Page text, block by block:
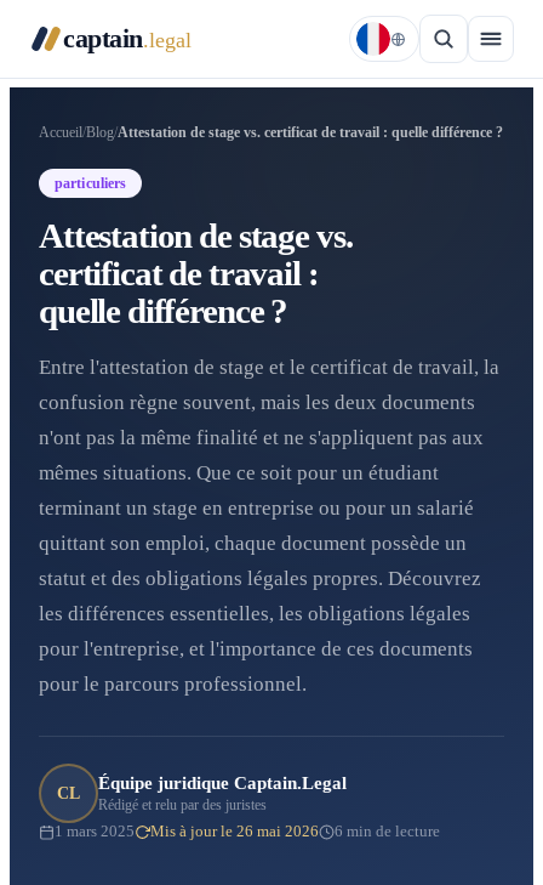
captain.legal
Accueil/Blog/Attestation de stage vs. certificat de travail : quelle différence ?
particuliers
Attestation de stage vs.
certificat de travail :
quelle différence ?
Entre l'attestation de stage et le certificat de travail, la
confusion règne souvent, mais les deux documents
n'ont pas la même finalité et ne s'appliquent pas aux
mêmes situations. Que ce soit pour un étudiant
terminant un stage en entreprise ou pour un salarié
quittant son emploi, chaque document possède un
statut et des obligations légales propres. Découvrez
les différences essentielles, les obligations légales
pour l'entreprise, et l'importance de ces documents
pour le parcours professionnel.
CL
Équipe juridique Captain.Legal
Rédigé et relu par des juristes
1 mars 2025
Mis à jour le 26 mai 2026 6 min de lecture